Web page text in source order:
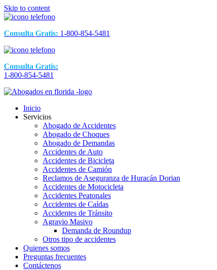
Skip to content
Consulta Gratis: 1-800-854-5481
Consulta Gratis:
1-800-854-5481
Inicio
Servicios
Abogado de Accidentes
Abogado de Choques
Abogado de Demandas
Accidentes de Auto
Accidentes de Bicicleta
Accidentes de Camión
Reclamos de Aseguranza de Huracán Dorian
Accidentes de Motocicleta
Accidentes Peatonales
Accidentes de Caídas
Accidentes de Tránsito
Agravio Masivo
Demanda de Roundup
Otros tipo de accidentes
Quienes somos
Preguntas frecuentes
Contáctenos